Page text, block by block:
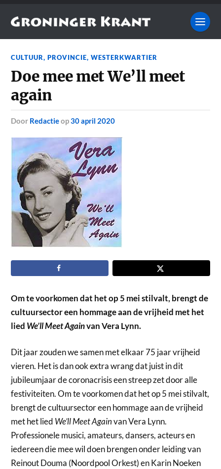
CULTUUR,PROVINCIE,WESTERKWARTIER
Doe mee met We’ll meet
again
door Redactieop30 april 2020
Om te voorkomen dat het op 5 mei stilvalt, brengt de
cultuursector een hommage aan de vrijheid met het
lied We’ll Meet Againvan Vera Lynn.
Dit jaar zouden we samen met elkaar 75 jaar vrijheid
vieren. Het is dan ook extra wrang dat juist in dit
jubileumjaar de coronacrisis een streep zet door alle
festiviteiten. Om te voorkomen dat het op 5 mei stilvalt,
brengt de cultuursector een hommage aan de vrijheid
met het lied We’ll Meet Againvan Vera Lynn.
Professionele musici, amateurs, dansers, acteurs en
iedereen die mee wil doen brengen onder leiding van
Reinout Douma (Noordpool Orkest) en Karin Noeken